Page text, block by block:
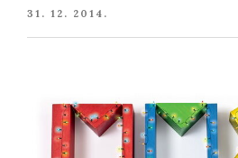
POSTED
31. 12. 2014.